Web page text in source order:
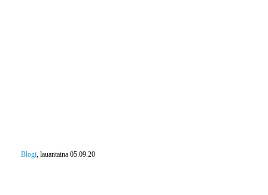
Blogi, lauantaina 05.09.20